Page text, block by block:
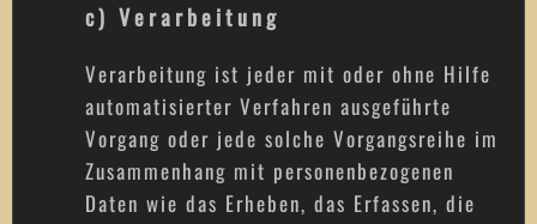
c) Verarbeitung
Verarbeitung ist jeder mit oder ohne Hilfe
automatisierter Verfahren ausgeführte
Vorgang oder jede solche Vorgangsreihe im
Zusammenhang mit personenbezogenen
Daten wie das Erheben, das Erfassen, die